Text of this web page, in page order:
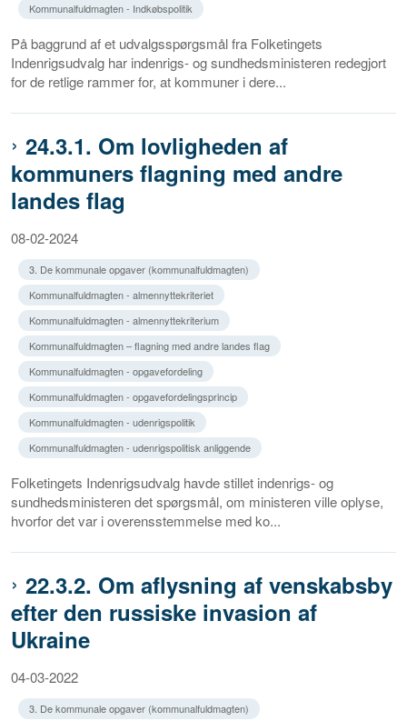
Kommunalfuldmagten - Indkøbspolitik
På baggrund af et udvalgsspørgsmål fra Folketingets
Indenrigsudvalg har indenrigs- og sundhedsministeren redegjort
for de retlige rammer for, at kommuner i dere...
24.3.1. Om lovligheden af
kommuners flagning med andre
landes flag
08-02-2024
3. De kommunale opgaver (kommunalfuldmagten)
Kommunalfuldmagten - almennyttekriteriet
Kommunalfuldmagten - almennyttekriterium
Kommunalfuldmagten – flagning med andre landes flag
Kommunalfuldmagten - opgavefordeling
Kommunalfuldmagten - opgavefordelingsprincip
Kommunalfuldmagten - udenrigspolitik
Kommunalfuldmagten - udenrigspolitisk anliggende
Folketingets Indenrigsudvalg havde stillet indenrigs- og
sundhedsministeren det spørgsmål, om ministeren ville oplyse,
hvorfor det var i overensstemmelse med ko...
22.3.2. Om aflysning af venskabsby
efter den russiske invasion af
Ukraine
04-03-2022
3. De kommunale opgaver (kommunalfuldmagten)